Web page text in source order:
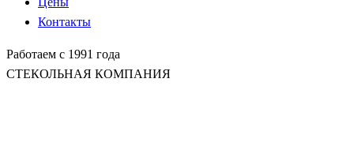
Контакты
Работаем с 1991 года
СТЕКОЛЬНАЯ КОМПАНИЯ